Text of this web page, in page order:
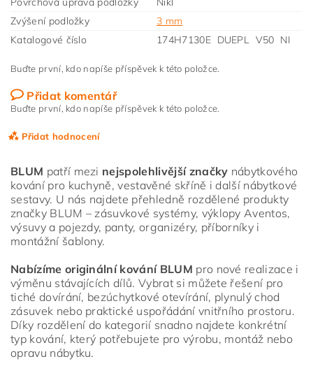
Zvýšení podložky
3 mm
Katalogové číslo
174H7130E DUEPL V50 NI
Buďte první, kdo napíše příspěvek k této položce.
Přidat komentář
Buďte první, kdo napíše příspěvek k této položce.
Přidat hodnocení
Vložením hodnocení souhlasíte s
osobních údajů
BLUM patří mezi nejspolehlivější značky nábytkového
kování pro kuchyně, vestavěné skříně i další nábytkové
sestavy. U nás najdete přehledně rozdělené produkty
značky BLUM – zásuvkové systémy, výklopy Aventos,
výsuvy a pojezdy, panty, organizéry, příborníky i
montážní šablony.
Nabízíme originální kování BLUM pro nové realizace i
výměnu stávajících dílů. Vybrat si můžete řešení pro
tiché dovírání, bezúchytkové otevírání, plynulý chod
zásuvek nebo praktické uspořádání vnitřního prostoru.
Díky rozdělení do kategorií snadno najdete konkrétní
typ kování, který potřebujete pro výrobu, montáž nebo
opravu nábytku.